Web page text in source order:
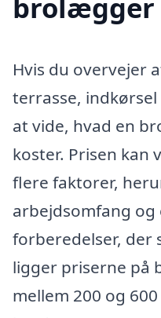
brolægger
Hvis du overvejer
terrasse,
at vide, hvad en
koster. Prisen
flere faktorer,
arbejdsomfang og
forberedelser, der
ligger priserne på
mellem 200 og